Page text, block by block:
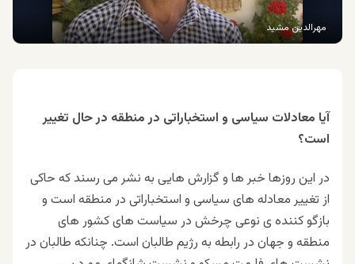
مهرالدین مشید
آیا معادلات سیاسی و استخباراتی در منطقه در حال تغییر
است؟
در این روزها خبر ها و گزارش هایی به نشر می رسند که حاکی
از تغییر معادله های سیاسی و استخباراتی در منطقه است و
بازگو کننده ی نوعی چرخش در سیاست های کشور های
منطقه و جهان در رابطه به رژیم طالبان است. چنانکه طالبان در